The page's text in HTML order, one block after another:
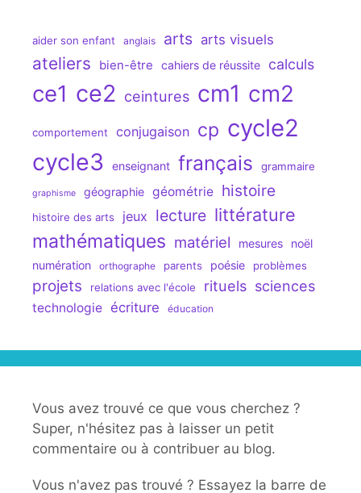
aider son enfant anglais arts arts visuels
ateliers bien-être cahiers de réussite calculs
ce1 ce2 ceintures cm1 cm2
comportement conjugaison cp cycle2
cycle3
enseignant français grammaire
graphisme géographie géométrie histoire
histoire des arts jeux lecture littérature
mathématiques matériel mesures
noël
numération
orthographe parents poésie problèmes
projets relations avec l'école rituels sciences
technologie écriture éducation
Vous avez trouvé ce que vous cherchez ?
Super, n'hésitez pas à laisser un petit
commentaire ou à contribuer au blog.
Vous n'avez pas trouvé ? Essayez la barre de